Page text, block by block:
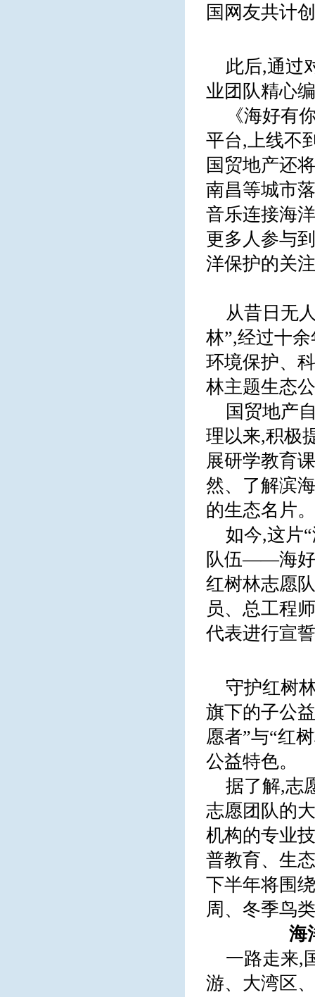
国网友共计
此后,通过
业团队精心
《海好有
平台,上线不
国贸地产还
南昌等城市
音乐连接海
更多人参与
洋保护的关
从昔日无
林”,经过十
环境保护、
林主题生态
国贸地产
理以来,积极
展研学教育
然、了解滨
的生态名片
如今,这片
队伍——海好
红树林志愿
员、总工程
代表进行宣
守护红树
旗下的子公
愿者”与“红
公益特色。
据了解,志
志愿团队的
机构的专业
普教育、生
下半年将围
周、冬季鸟
海
一路走来,
游、大湾区